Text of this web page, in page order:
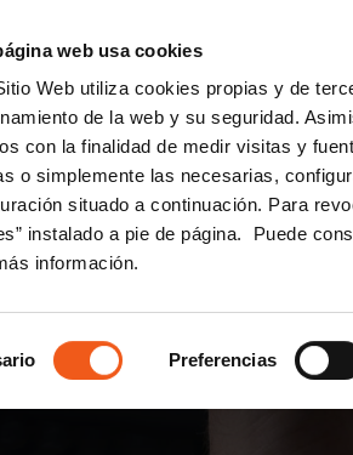
web usa cookies
Web utiliza cookies propias y de
de la web y su seguridad.
con la finalidad de medir visitas y
o simplemente las necesarias,
situado a continuación. Para
instalado a pie de página. Puede
información.
Preferencias
DE DATOS IGUALDAD
DE LA